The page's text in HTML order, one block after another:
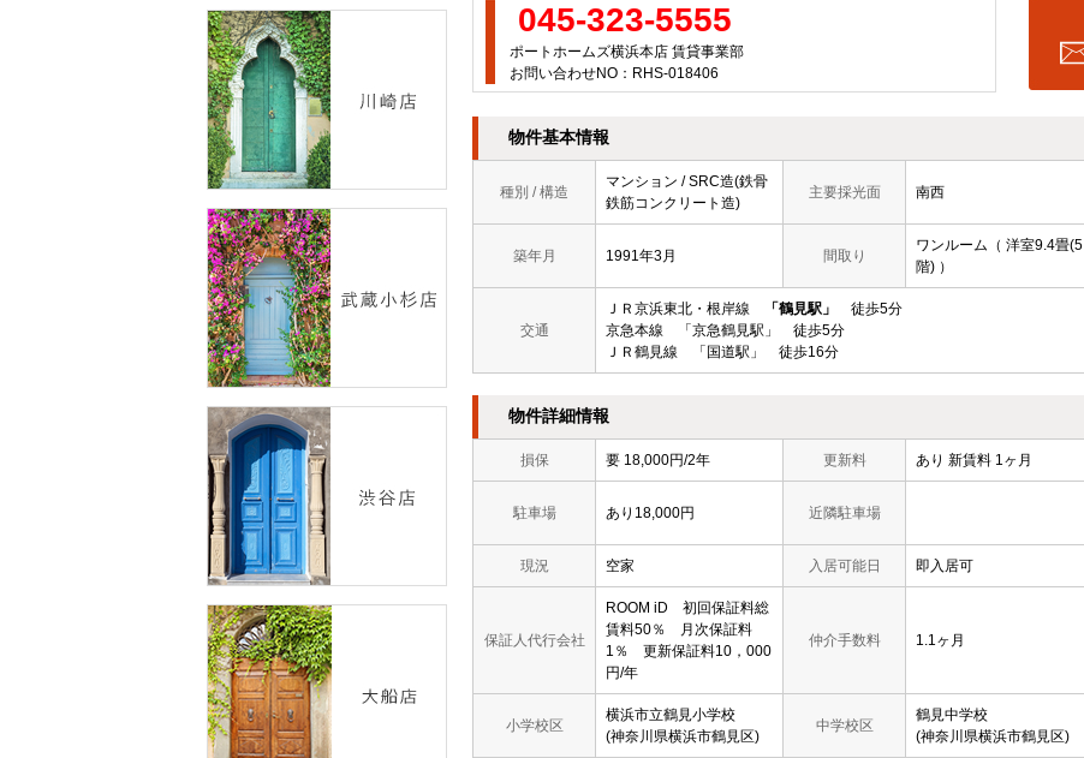
045-323-5555
ポートホームズ横浜本店 賃貸事業部
お問い合わせNO：RHS-018406
物件基本情報
種別 / 構造
マンション / SRC造(鉄骨
鉄筋コンクリート造)
主要採光面 南西
築年月 1991年3月 間取り
ワンルーム（ 洋室9.4畳(5
階) ）
交通
ＪＲ京浜東北・根岸線 「鶴見駅」
徒歩5分
京急本線 「京急鶴見駅」 徒歩5分
ＪＲ鶴見線 「国道駅」 徒歩16分
物件詳細情報
損保 要 18,000円/2年 更新料 あり 新賃料 1ヶ月
駐車場 あり18,000円 近隣駐車場
現況 空家 入居可能日 即入居可
保証人代行会社
ROOM iD 初回保証料総
賃料50％ 月次保証料
1％ 更新保証料10，000
円/年
仲介手数料 1.1ヶ月
小学校区
横浜市立鶴見小学校
(神奈川県横浜市鶴見区)
中学校区
鶴見中学校
(神奈川県横浜市鶴見区)